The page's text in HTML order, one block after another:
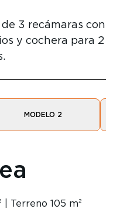
de 3 recámaras con
y cochera para 2
MODELO 2
| Terreno 105 m²